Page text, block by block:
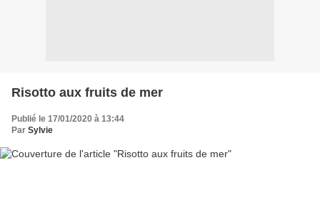
Risotto aux fruits de mer
Publié le 17/01/2020 à 13:44
Par Sylvie